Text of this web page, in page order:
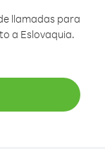
llamadas para
a Eslovaquia.